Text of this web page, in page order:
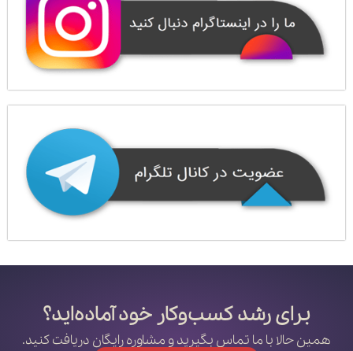
برای رشد کسب‌وکار خود آماده‌اید؟
همین حالا با ما تماس بگیرید و مشاوره رایگان دریافت کنید.